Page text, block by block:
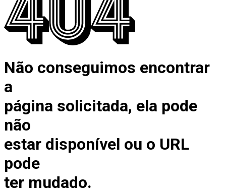
Não conseguimos encontrar
a
página solicitada, ela pode
não
estar disponível ou o URL
pode
ter mudado.